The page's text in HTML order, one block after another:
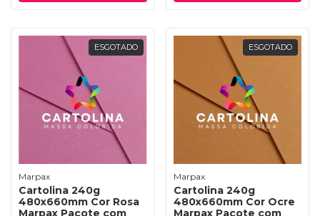
ESGOTADO
Marpax
Cartolina 240g
480x660mm Cor Rosa
Marpax Pacote com
ESGOTADO
Marpax
Cartolina 240g
480x660mm Cor Ocre
Marpax Pacote com